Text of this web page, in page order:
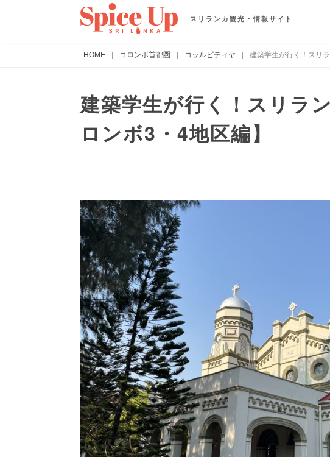
スリランカ観光・情報サイト
HOME | コロンボ首都圏 | コッルピティヤ | 建築学生が行く！スリ
建築学生が行く！スリラ
ロンボ3・4地区編】